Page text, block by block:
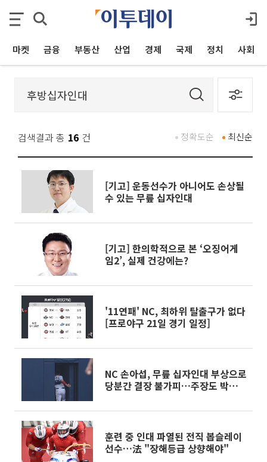
마켓 금융 부동산 산업 경제 국제 정치 사회
검색결과 총 16 건 최신순
정확도순
[기고] 운동선수가 아니어도 손상될
수 있는 무릎 십자인대
[기고] 한의학적으로 본 ‘오징어게
임2’, 실제 건강에는?
'11연패' NC, 최하위 탈출구가 없다
[프로야구 21일 경기 일정]
NC 손아섭, 무릎 십자인대 부상으로
당분간 결장 불가피…주장도 박민우
훈련 중 인대 파열된 전직 봅슬레이
선수…法 "장해등급 상향해야"